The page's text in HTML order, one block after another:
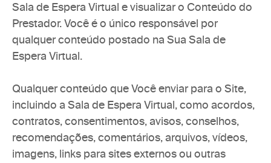
Sala de Espera Virtual e visualizar o Conteúdo do
Prestador. Você é o único responsável por
qualquer conteúdo postado na Sua Sala de
Espera Virtual.
Qualquer conteúdo que Você enviar para o Site,
incluindo a Sala de Espera Virtual, como acordos,
contratos, consentimentos, avisos, conselhos,
recomendações, comentários, arquivos, vídeos,
imagens, links para sites externos ou outras